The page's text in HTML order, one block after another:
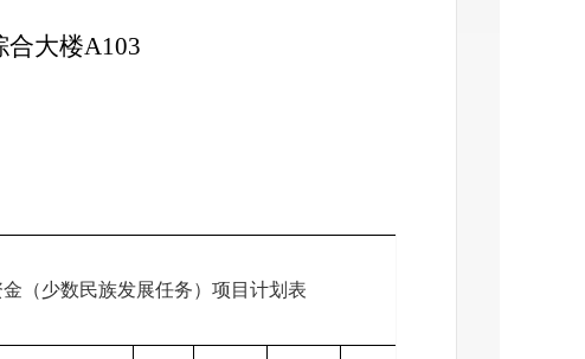
合大楼A103
（少数民族发展任务）项目计划表